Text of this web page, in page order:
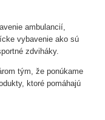
ambulancií,
vybavenie ako sú
zdviháky.
tým, že ponúkame
ktoré pomáhajú